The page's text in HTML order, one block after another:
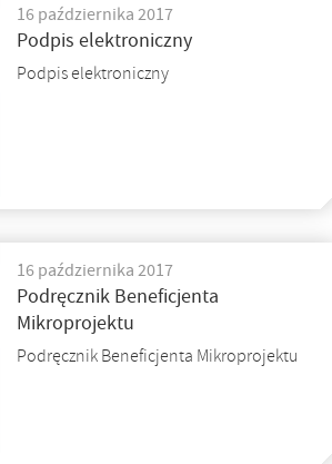
16 października 2017
Podpis elektroniczny
Podpis elektroniczny
16 października 2017
Podręcznik Beneficjenta
Mikroprojektu
Podręcznik Beneficjenta Mikroprojektu